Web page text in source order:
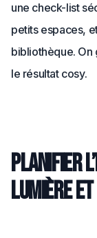
une check-list
petits espaces,
bibliothèque. On
le résultat cosy.
Planifier
lumière